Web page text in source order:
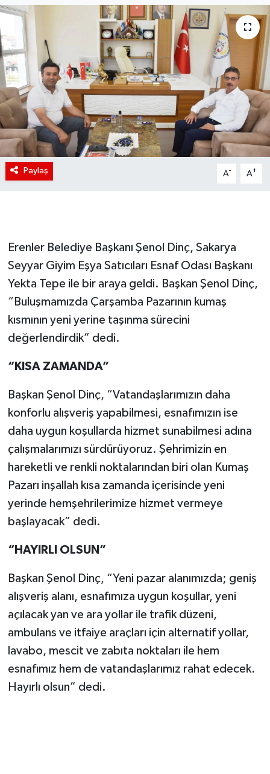
Paylaş A- A+
Erenler Belediye Başkanı Şenol Dinç, Sakarya
Seyyar Giyim Eşya Satıcıları Esnaf Odası Başkanı
Yekta Tepe ile bir araya geldi. Başkan Şenol Dinç,
“Buluşmamızda Çarşamba Pazarının kumaş
kısmının yeni yerine taşınma sürecini
değerlendirdik” dedi.
“KISA ZAMANDA”
Başkan Şenol Dinç, “Vatandaşlarımızın daha
konforlu alışveriş yapabilmesi, esnafımızın ise
daha uygun koşullarda hizmet sunabilmesi adına
çalışmalarımızı sürdürüyoruz. Şehrimizin en
hareketli ve renkli noktalarından biri olan Kumaş
Pazarı inşallah kısa zamanda içerisinde yeni
yerinde hemşehrilerimize hizmet vermeye
başlayacak” dedi.
“HAYIRLI OLSUN”
Başkan Şenol Dinç, “Yeni pazar alanımızda; geniş
alışveriş alanı, esnafımıza uygun koşullar, yeni
açılacak yan ve ara yollar ile trafik düzeni,
ambulans ve itfaiye araçları için alternatif yollar,
lavabo, mescit ve zabıta noktaları ile hem
esnafımız hem de vatandaşlarımız rahat edecek.
Hayırlı olsun” dedi.